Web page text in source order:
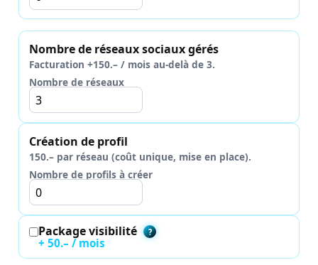
Nombre de réseaux sociaux gérés
Facturation +150.– / mois au-delà de 3.
Nombre de réseaux
Création de profil
150.– par réseau (coût unique, mise en place).
Nombre de profils à créer
Package visibilité ?
+ 50.– / mois